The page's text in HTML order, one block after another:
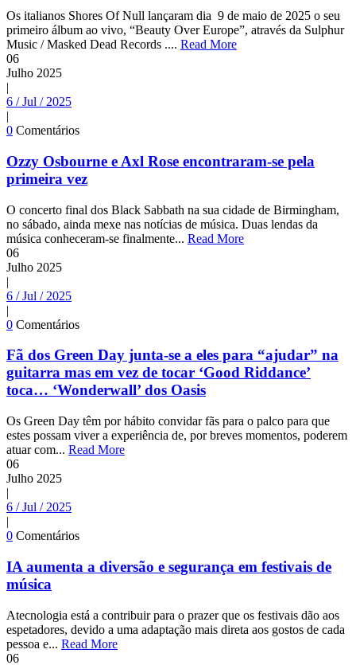
Os italianos Shores Of Null lançaram dia 9 de maio de 2025 o seu
primeiro álbum ao vivo, “Beauty Over Europe”, através da Sulphur
Music / Masked Dead Records .... Read More
06
Julho 2025
|
6 / Jul / 2025
|
0 Comentários
Ozzy Osbourne e Axl Rose encontraram-se pela
primeira vez
O concerto final dos Black Sabbath na sua cidade de Birmingham,
no sábado, ainda mexe nas notícias de música. Duas lendas da
música conheceram-se finalmente... Read More
06
Julho 2025
|
6 / Jul / 2025
|
0 Comentários
Fã dos Green Day junta-se a eles para “ajudar” na
guitarra mas em vez de tocar ‘Good Riddance’
toca… ‘Wonderwall’ dos Oasis
Os Green Day têm por hábito convidar fãs para o palco para que
estes possam viver a experiência de, por breves momentos, poderem
atuar com... Read More
06
Julho 2025
|
6 / Jul / 2025
|
0 Comentários
IA aumenta a diversão e segurança em festivais de
música
Atecnologia está a contribuir para o prazer que os festivais dão aos
espetadores, devido a uma adaptação mais direta aos gostos de cada
pessoa e... Read More
06